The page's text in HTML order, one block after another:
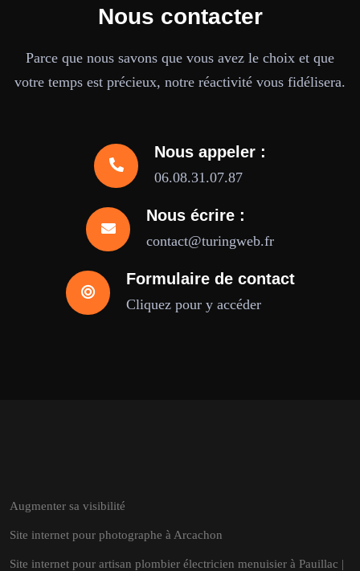
Nous contacter
Parce que nous savons que vous avez le choix et que
votre temps est précieux, notre réactivité vous fidélisera.
Nous appeler :
06.08.31.07.87
Nous écrire :
contact@turingweb.fr
Formulaire de contact
Cliquez pour y accéder
Augmenter sa visibilité
Site internet pour photographe à Arcachon
Site internet pour artisan plombier électricien menuisier à Pauillac |